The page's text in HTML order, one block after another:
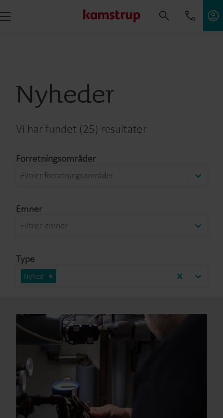
Nyheder
Vi har fundet (25) resultater
Forretningsområder
Filtrer forretningsområder
Emner
Filtrer emner
Type
Nyhed